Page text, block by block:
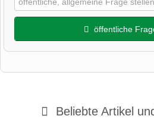
öffentliche
Beliebte Artikel